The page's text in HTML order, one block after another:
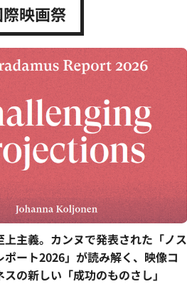
映画祭
上主義。カンヌで発表された「ノス
ポート2026」が読み解く、映像コ
の新しい「成功のものさし」